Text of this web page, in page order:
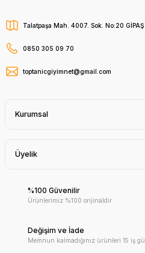
Talatpaşa Mah. 4007. Sok. No:20
0850 305 09 70
toptanicgiyimnet@gmail.com
Kurumsal
Üyelik
%100 Güvenilir
Ürünlerimiz %100 orijinaldir.
Değişim ve İade
Memnun kalmadığınız ürünleri 15 iş